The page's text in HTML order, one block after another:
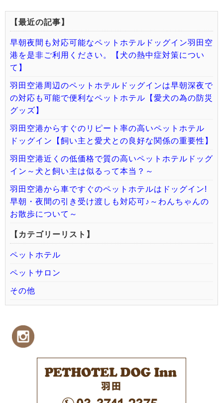
【最近の記事】
早朝夜間も対応可能なペットホテルドッグイン羽田空
港を是非ご利用ください。【犬の熱中症対策につい
て】
羽田空港周辺のペットホテルドッグインは早朝深夜で
の対応も可能で便利なペットホテル【愛犬の為の防災
グッズ】
羽田空港からすぐのリピート率の高いペットホテル
ドッグイン【飼い主と愛犬との良好な関係の重要性】
羽田空港近くの低価格で質の高いペットホテルドッグ
イン～犬と飼い主は似るって本当？～
羽田空港から車ですぐのペットホテルはドッグイン!
早朝・夜間の引き受け渡しも対応可♪～わんちゃんの
お散歩について～
【カテゴリーリスト】
ペットホテル
ペットサロン
その他